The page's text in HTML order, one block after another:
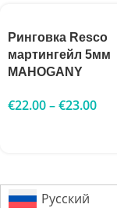
Ринговка Resco
мартингейл 5мм
MAHOGANY
€22.00–€23.00
Русский